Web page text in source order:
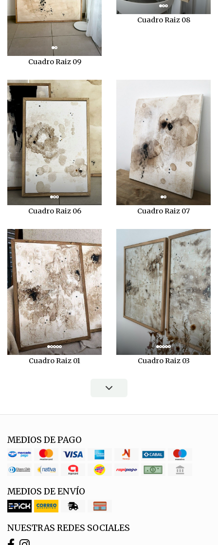
Cuadro Raiz 09
Cuadro Raiz 08
Cuadro Raiz 06 Cuadro Raiz 07
Cuadro Raiz 01 Cuadro Raiz 03
MEDIOS DE PAGO
MEDIOS DE ENVÍO
NUESTRAS REDES SOCIALES